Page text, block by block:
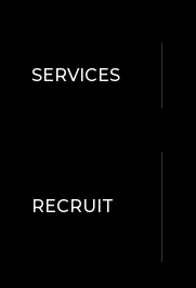
SERVICES
RECRUIT